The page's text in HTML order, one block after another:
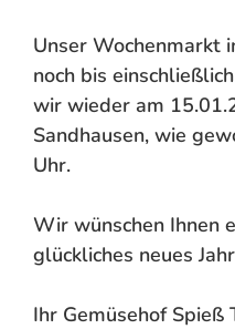
Unser Wochenmarkt
noch bis
wir wieder am
Sandhausen, wie
Uhr.
Wir wünschen Ihnen
glückliches neues
Ihr Gemüsehof Spieß